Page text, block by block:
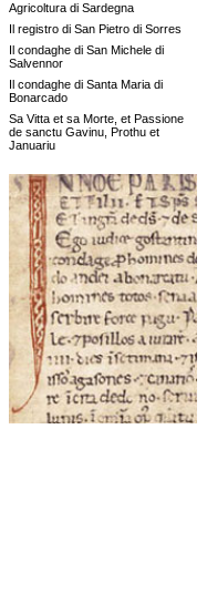
Agricoltura di Sardegna
Il registro di San Pietro di Sorres
Il condaghe di San Michele di
Salvennor
Il condaghe di Santa Maria di
Bonarcado
Sa Vitta et sa Morte, et Passione
de sanctu Gavinu, Prothu et
Januariu